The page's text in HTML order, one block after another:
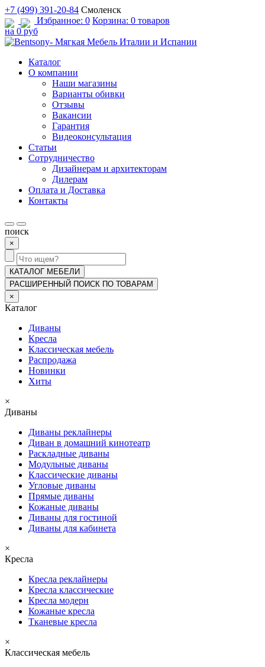
+7 (499) 391-20-84 Смоленск
Избранное: 0 Корзина: 0 товаров
на 0 руб
Каталог
О компании
Наши магазины
Варианты обивки
Отзывы
Вакансии
Гарантия
Видеоконсультация
Статьи
Сотрудничество
Дизайнерам и архитекторам
Дилерам
Оплата и Доставка
Контакты
поиск
×
КАТАЛОГ МЕБЕЛИ
РАСШИРЕННЫЙ ПОИСК ПО ТОВАРАМ
×
Каталог
Диваны
Кресла
Классическая мебель
Распродажа
Новинки
Хиты
×
Диваны
Диваны реклайнеры
Диван в домашний кинотеатр
Раскладные диваны
Модульные диваны
Классические диваны
Угловые диваны
Прямые диваны
Кожаные диваны
Диваны для гостиной
Диваны для кабинета
×
Кресла
Кресла реклайнеры
Кресла классические
Кресла модерн
Кожаные кресла
Тканевые кресла
×
Классическая мебель